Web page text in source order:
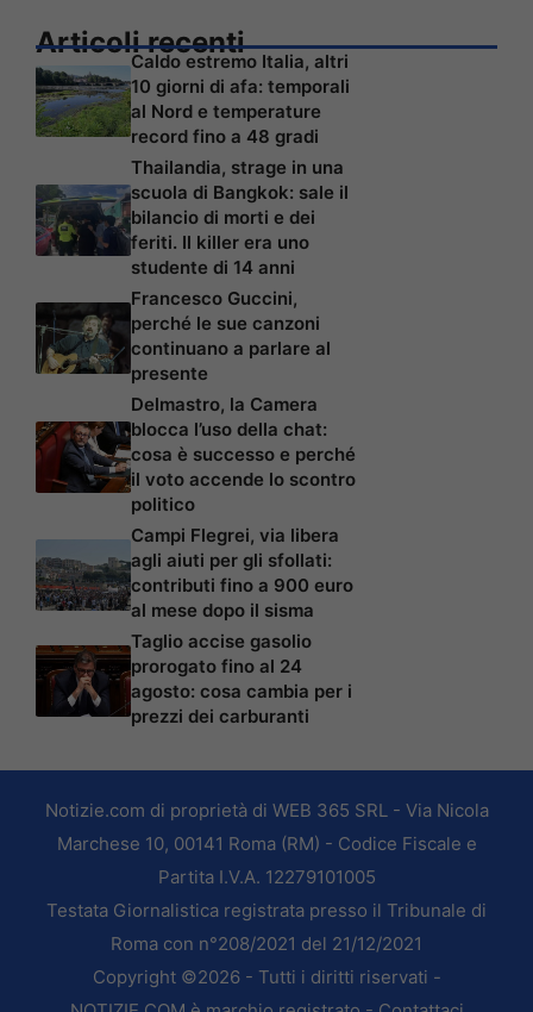
Articoli recenti
Caldo estremo Italia, altri
10 giorni di afa: temporali
al Nord e temperature
record fino a 48 gradi
Thailandia, strage in una
scuola di Bangkok: sale il
bilancio di morti e dei
feriti. Il killer era uno
studente di 14 anni
Francesco Guccini,
perché le sue canzoni
continuano a parlare al
presente
Delmastro, la Camera
blocca l’uso della chat:
cosa è successo e perché
il voto accende lo scontro
politico
Campi Flegrei, via libera
agli aiuti per gli sfollati:
contributi fino a 900 euro
al mese dopo il sisma
Taglio accise gasolio
prorogato fino al 24
agosto: cosa cambia per i
prezzi dei carburanti
Notizie.com di proprietà di WEB 365 SRL - Via Nicola
Marchese 10, 00141 Roma (RM) - Codice Fiscale e
Partita I.V.A. 12279101005
Testata Giornalistica registrata presso il Tribunale di
Roma con n°208/2021 del 21/12/2021
Copyright ©2026 - Tutti i diritti riservati -